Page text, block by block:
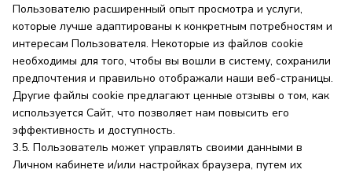
Пользователю расширенный опыт просмотра и услуги,
которые лучше адаптированы к конкретным потребностям и
интересам Пользователя. Некоторые из файлов cookie
необходимы для того, чтобы вы вошли в систему, сохранили
предпочтения и правильно отображали наши веб-страницы.
Другие файлы cookie предлагают ценные отзывы о том, как
используется Сайт, что позволяет нам повысить его
эффективность и доступность.
3.5. Пользователь может управлять своими данными в
Личном кабинете и/или настройках браузера, путем их